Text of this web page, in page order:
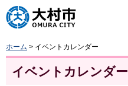
大村市
ホーム > イベントカレンダー
イベントカレンダー